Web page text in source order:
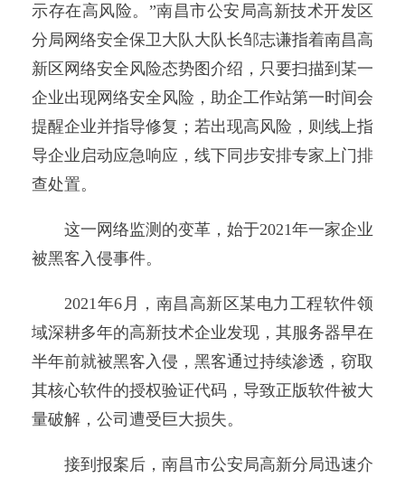
示存在高风险。”南昌市公安局高新技术开发区
分局网络安全保卫大队大队长邹志谦指着南昌高
新区网络安全风险态势图介绍，只要扫描到某一
企业出现网络安全风险，助企工作站第一时间会
提醒企业并指导修复；若出现高风险，则线上指
导企业启动应急响应，线下同步安排专家上门排
查处置。
这一网络监测的变革，始于2021年一家企业
被黑客入侵事件。
2021年6月，南昌高新区某电力工程软件领
域深耕多年的高新技术企业发现，其服务器早在
半年前就被黑客入侵，黑客通过持续渗透，窃取
其核心软件的授权验证代码，导致正版软件被大
量破解，公司遭受巨大损失。
接到报案后，南昌市公安局高新分局迅速介